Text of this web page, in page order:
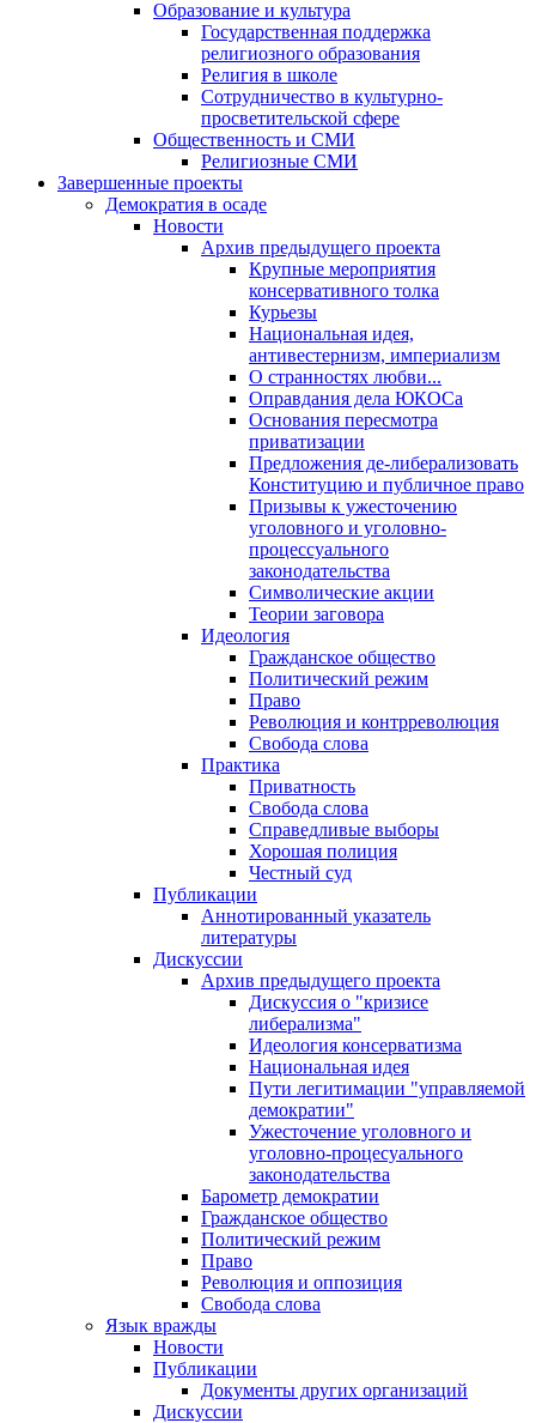
Образование и культура
Государственная поддержка
религиозного образования
Религия в школе
Сотрудничество в культурно-
просветительской сфере
Общественность и СМИ
Религиозные СМИ
Завершенные проекты
Демократия в осаде
Новости
Архив предыдущего проекта
Крупные мероприятия
консервативного толка
Курьезы
Национальная идея,
антивестернизм, империализм
О странностях любви...
Оправдания дела ЮКОСа
Основания пересмотра
приватизации
Предложения де-либерализовать
Конституцию и публичное право
Призывы к ужесточению
уголовного и уголовно-
процессуального
законодательства
Символические акции
Теории заговора
Идеология
Гражданское общество
Политический режим
Право
Революция и контрреволюция
Свобода слова
Практика
Приватность
Свобода слова
Справедливые выборы
Хорошая полиция
Честный суд
Публикации
Аннотированный указатель
литературы
Дискуссии
Архив предыдущего проекта
Дискуссия о "кризисе
либерализма"
Идеология консерватизма
Национальная идея
Пути легитимации "управляемой
демократии"
Ужесточение уголовного и
уголовно-процесуального
законодательства
Барометр демократии
Гражданское общество
Политический режим
Право
Революция и оппозиция
Свобода слова
Язык вражды
Новости
Публикации
Документы других организаций
Дискуссии